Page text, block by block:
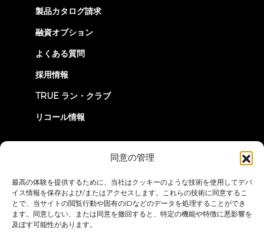
同意の管理
最高の体験を提供するために、当社はクッキーのような技術を使用してデバ
イス情報を保存および/またはアクセスします。これらの技術に同意するこ
とで、当サイトの閲覧行動や固有のIDなどのデータを処理することができ
ます。同意しない、または同意を撤回すると、特定の機能や特徴に悪影響を
及ぼす可能性があります。
製品カタログ請求
融資オプション
よくある質問
採用情報
TRUE ラン・クラブ
リコール情報
プライバシーポリシー